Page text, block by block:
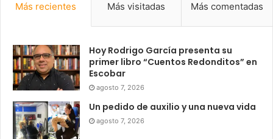
Más recientes Más visitadas Más comentadas
Hoy Rodrigo García presenta su
primer libro “Cuentos Redonditos” en
Escobar
agosto 7, 2026
Un pedido de auxilio y una nueva vida
agosto 7, 2026